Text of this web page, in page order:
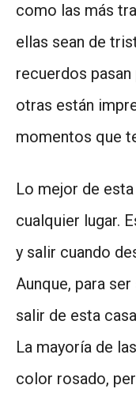
como las más
ellas sean de
recuerdos
otras están
momentos que
Lo mejor de
cualquier lugar.
y salir cuando
Aunque, para
salir de esta
La mayoría de
color rosado,